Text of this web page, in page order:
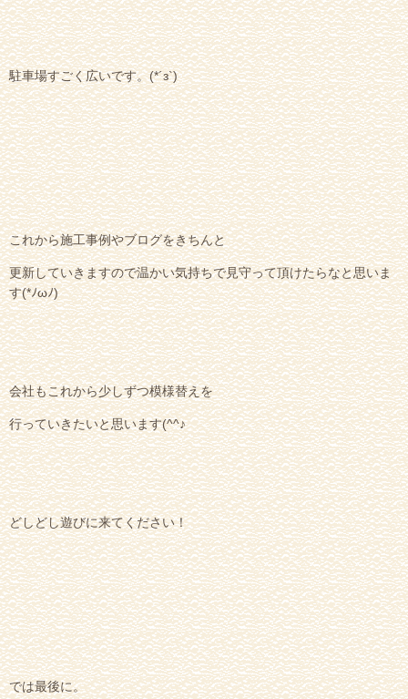
駐車場すごく広いです。(*´з`)
これから施工事例やブログをきちんと
更新していきますので温かい気持ちで見守って頂けたらなと思いま
す(*ﾉωﾉ)
会社もこれから少しずつ模様替えを
行っていきたいと思います(^^♪
どしどし遊びに来てください！
では最後に。